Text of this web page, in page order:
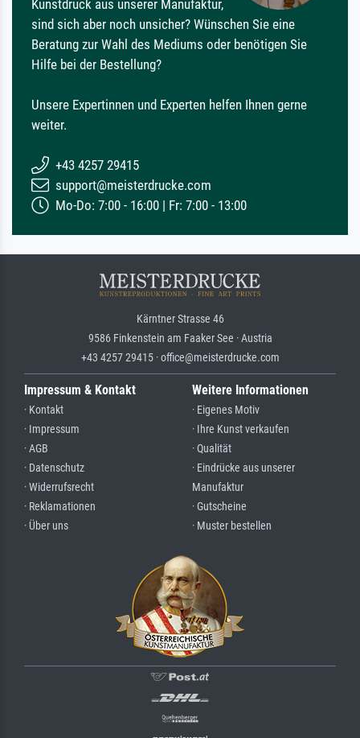
Kunstdruck aus unserer Manufaktur,
sind sich aber noch unsicher? Wünschen Sie eine
Beratung zur Wahl des Mediums oder benötigen Sie
Hilfe bei der Bestellung?
Unsere Expertinnen und Experten helfen Ihnen gerne
weiter.
+43 4257 29415
support@meisterdrucke.com
Mo-Do: 7:00 - 16:00 | Fr: 7:00 - 13:00
Kärntner Strasse 46
9586 Finkenstein am Faaker See · Austria
+43 4257 29415 · office@meisterdrucke.com
Impressum & Kontakt
· Kontakt
· Impressum
· AGB
· Datenschutz
· Widerrufsrecht
· Reklamationen
· Über uns
Weitere Informationen
· Eigenes Motiv
· Ihre Kunst verkaufen
· Qualität
· Eindrücke aus unserer
Manufaktur
· Gutscheine
· Muster bestellen